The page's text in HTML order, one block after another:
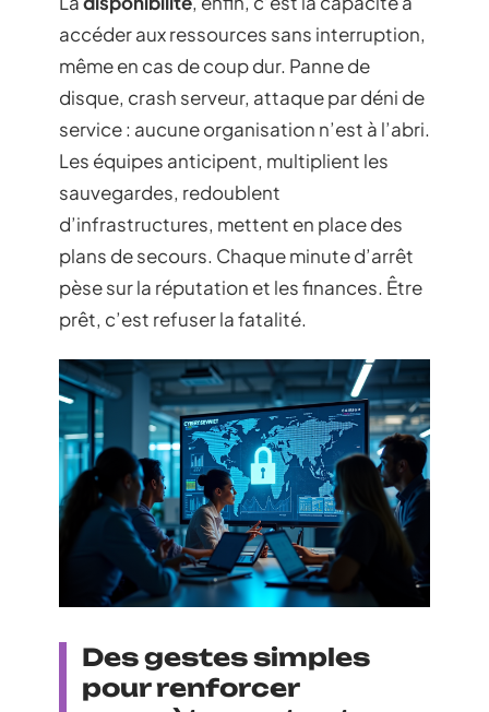
accéder aux ressources sans interruption,
même en cas de coup dur. Panne de
disque, crash serveur, attaque par déni de
service : aucune organisation n’est à l’abri.
Les équipes anticipent, multiplient les
sauvegardes, redoublent
d’infrastructures, mettent en place des
plans de secours. Chaque minute d’arrêt
pèse sur la réputation et les finances. Être
prêt, c’est refuser la fatalité.
Des gestes simples
pour renforcer